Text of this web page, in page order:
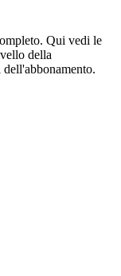
Qui vedi le
della